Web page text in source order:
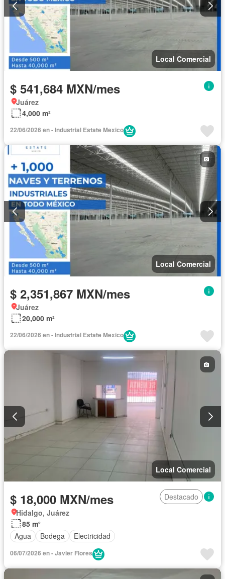
Local Comercial
$ 541,684 MXN/mes
Juárez
4,000 m²
22/06/2026 en - Industrial Estate Mexico
Local Comercial
$ 2,351,867 MXN/mes
Juárez
20,000 m²
22/06/2026 en - Industrial Estate Mexico
Local Comercial
$ 18,000 MXN/mes
Destacado
Hidalgo, Juárez
85 m²
Agua
Bodega Electricidad
06/07/2026 en - Javier Flores